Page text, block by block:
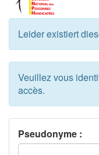
Leider existiert
Veuillez vous
accès.
Pseudonyme :